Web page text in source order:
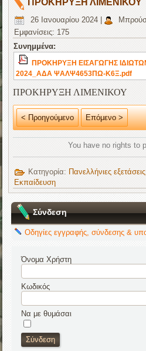
26 Ιανουαρίου 2024
Εμφανίσεις: 175
Συνημμένα:
ΠΡΟΚΗΡΥΞΗ ΕΙΣΑΓΩΓΗΣ
2024_ΑΔΑ ΨΑΛΨ4653ΠΩ-Κ6Ξ.pdf
ΠΡΟΚΗΡΥΞΗ ΛΙΜΕΝΙΚΟΥ
< Προηγούμενο Επόμενο >
You have no rights to
Κατηγορία: Πανελλήνιες
Εκπαίδευση
Σύνδεση
Οδηγίες εγγραφής, σύνδεσης &
Όνομα Χρήστη
Κωδικός
Να με θυμάσαι